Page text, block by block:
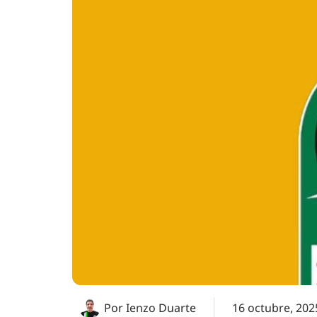
PorIenzo Duarte 16 octubre,